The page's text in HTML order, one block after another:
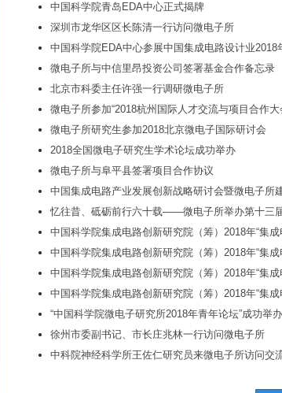
中国科学院青岛EDA中心正式揭牌
深圳市龙华区区长陈清一行访问微电子所
中国科学院EDA中心参展中国集成电路设计业2018
微电子所与中信里昂投资公司签署基金合作备忘录
北京市科委主任许强一行调研微电子所
微电子所参加“2018杭州国际人才交流与项目合作大
微电子所研究生参加2018北京微电子国际研讨会
2018全国微电子研究生学术论坛成功举办
微电子所与阜平县签署项目合作协议
中国集成电路产业发展创新战略研讨会暨微电子所
忆往昔、砥砺前行六十载——微电子所举办第十三
中国科学院集成电路创新研究院（筹）2018年“集
中国科学院集成电路创新研究院（筹）2018年“集
中国科学院集成电路创新研究院（筹）2018年“集
中国科学院集成电路创新研究院（筹）2018年“集
“中国科学院微电子研究所2018年青年论坛”成功举办
徐州市委副书记、市长庄兆林一行访问微电子所
中科院神经科学所王佐仁研究员来微电子所访问交